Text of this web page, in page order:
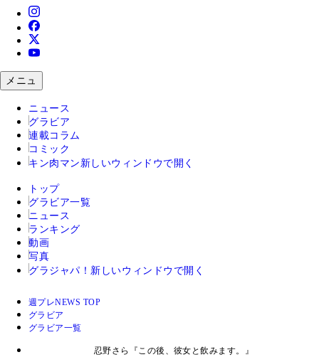
メニュ
ニュース
グラビア
連載コラム
コミック
キン肉マン 新しいウィンドウで開く
トップ
グラビア一覧
ニュース
ランキング
動画
写真
グラジャパ！ 新しいウィンドウで開く
週プレNEWS TOP
グラビア
グラビア一覧
忍野さら『この後、彼女と飲みます。』